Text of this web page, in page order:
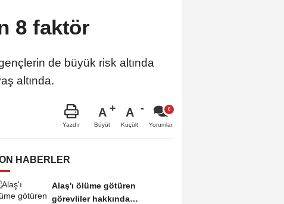
8 faktör
de büyük risk altında
altında.
Yazdır
A
Büyüt
A
Küçült Yorumlar
HABERLER
Alaş'ı ölüme götüren
görevliler hakkında